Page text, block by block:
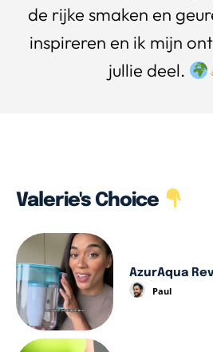
de rijke smaken en
inspireren en ik mijn
jullie deel.
Valerie's Choice
AzurAqua
Paul